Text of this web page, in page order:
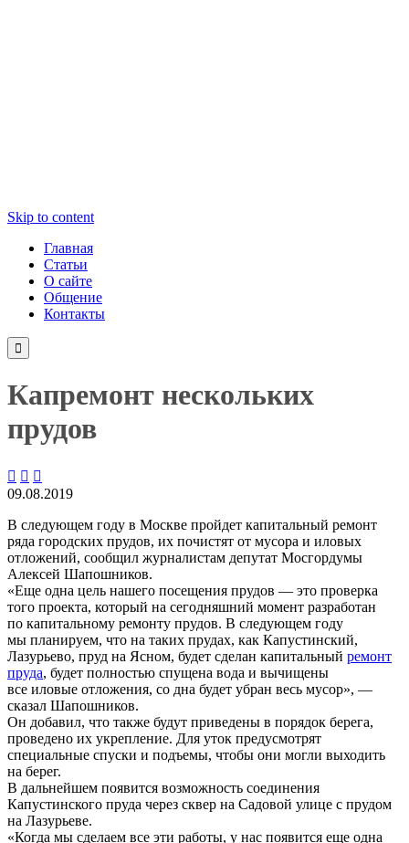
Skip to content
Главная
Статьи
О сайте
Общение
Контакты

Капремонт нескольких
прудов
  
09.08.2019
В следующем году в Москве пройдет капитальный ремонт
ряда городских прудов, их почистят от мусора и иловых
отложений, сообщил журналистам депутат Мосгордумы
Алексей Шапошников.
«Еще одна цель нашего посещения прудов — это проверка
того проекта, который на сегодняшний момент разработан
по капитальному ремонту прудов. В следующем году
мы планируем, что на таких прудах, как Капустинский,
Лазурьево, пруд на Ясном, будет сделан капитальный ремонт
пруда, будет полностью спущена вода и вычищены
все иловые отложения, со дна будет убран весь мусор», —
сказал Шапошников.
Он добавил, что также будут приведены в порядок берега,
проведено их укрепление. Для уток предусмотрят
специальные спуски и подъемы, чтобы они могли выходить
на берег.
В дальнейшем появится возможность соединения
Капустинского пруда через сквер на Садовой улице с прудом
на Лазурьеве.
«Когда мы сделаем все эти работы, у нас появится еще одна